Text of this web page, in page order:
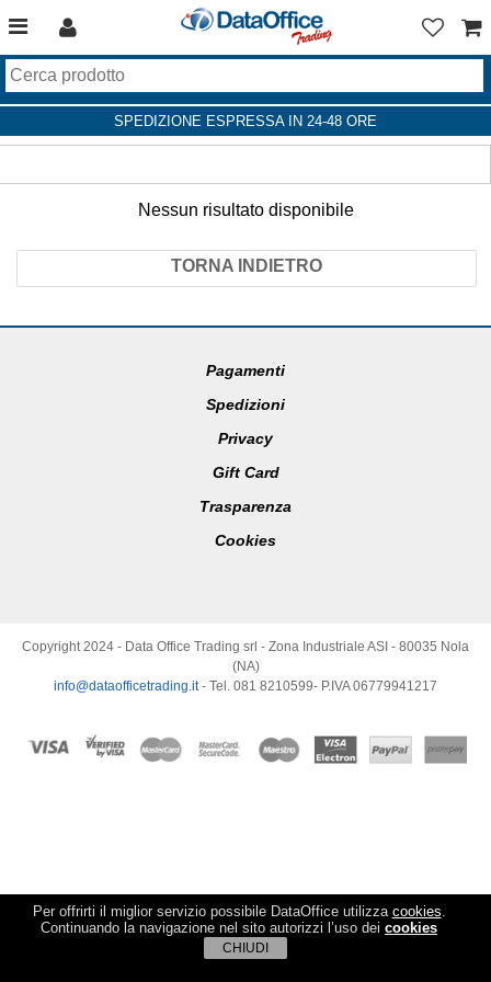
Per offrirti il miglior servizio possibile DataOffice utilizza cookies.
Continuando la navigazione nel sito autorizzi l’uso dei cookies
CHIUDI
SPEDIZIONE ESPRESSA IN 24-48 ORE
Nessun risultato disponibile
TORNA INDIETRO
Pagamenti
Spedizioni
Privacy
Gift Card
Trasparenza
Cookies
Copyright 2024 - Data Office Trading srl - Zona Industriale ASI - 80035 Nola
(NA)
info@dataofficetrading.it- Tel. 081 8210599- P.IVA 06779941217